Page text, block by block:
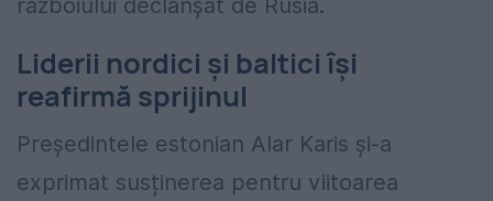
războiului declanșat de Rusia.
Liderii nordici și baltici își
reafirmă sprijinul
Președintele estonian Alar Karis și-a
exprimat susținerea pentru viitoarea